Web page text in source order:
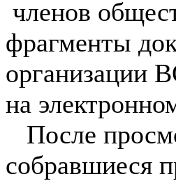
членов
фрагменты
организации
на
После
собравшиеся